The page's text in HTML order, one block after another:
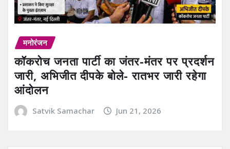
मनोरंजन
कॉकरोच जनता पार्टी का जंतर-मंतर पर प्रदर्शन
जारी, अभिजीत दीपके बोले- रातभर जारी रहेगा
आंदोलन
Satvik Samachar Jun 21, 2026